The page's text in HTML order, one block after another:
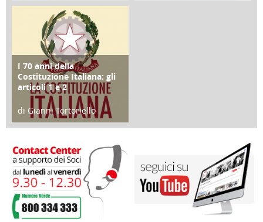
25 Giugno 2016
FOCUS
I 70 anni della
Costituzione Italiana: gli
articoli 1 e 2
di Gianni Tortoriello
17 Marzo 2018